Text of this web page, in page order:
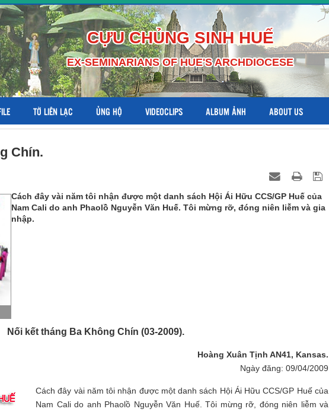
CỰU CHỦNG SINH HUẾ
EX-SEMINARIANS OF HUE'S ARCHDIOCESE
TỜ LIÊN LẠC ỦNG HỘ VIDEOCLIPS ALBUM ẢNH ABOUT US
Chín.
Cách đây vài năm tôi nhận được một danh sách Hội Ái Hữu CCS/GP Huế của
Nam Cali do anh Phaolồ Nguyễn Văn Huế. Tôi mừng rỡ, đóng niên liễm và gia
nhập.
Nối kết tháng Ba Không Chín (03-2009).
Hoàng Xuân Tịnh AN41, Kansas.
Ngày đăng: 09/04/2009
Cách đây vài năm tôi nhận được một danh sách Hội Ái Hữu CCS/GP Huế của
Nam Cali do anh Phaolồ Nguyễn Văn Huế. Tôi mừng rỡ, đóng niên liễm và